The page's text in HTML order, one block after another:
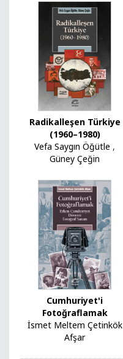
Radikalleşen Türkiye
(1960–1980)
Vefa Saygın Öğütle ,
Güney Çeğin
Cumhuriyet'i
Fotoğraflamak
İsmet Meltem Çetinkök
Afşar